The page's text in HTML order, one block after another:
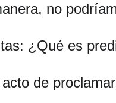
no
¿Qué es
de